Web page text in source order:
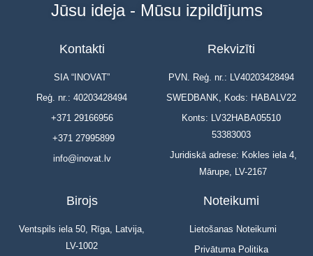
Jūsu ideja - Mūsu izpildījums
Kontakti
SIA “INOVAT”
Reģ. nr.: 40203428494
+371 29166956
+371 27995899
info@inovat.lv
Rekvizīti
PVN. Reģ. nr.: LV40203428494
SWEDBANK, Kods: HABALV22
Konts: LV32HABA05510
53383003
Juridiskā adrese: Kokles iela 4,
Mārupe, LV-2167
Birojs
Ventspils iela 50, Rīga, Latvija,
LV-1002
Noteikumi
Lietošanas Noteikumi
Privātuma Politika